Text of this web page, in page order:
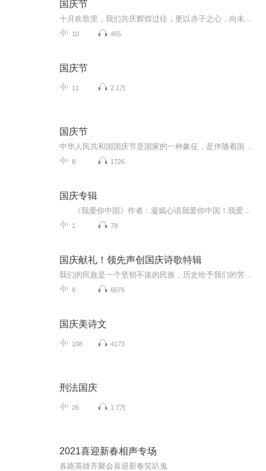
国庆节
10 465
国庆节
11 2.1万
国庆节
8 1726
国庆专辑
1 78
国庆献礼！领先声创国庆诗歌特辑
8 6076
国庆美诗文
108 4173
刑法国庆
26 1.7万
2021喜迎新春相声专场
各路英雄齐聚会喜迎新春笑趴鬼